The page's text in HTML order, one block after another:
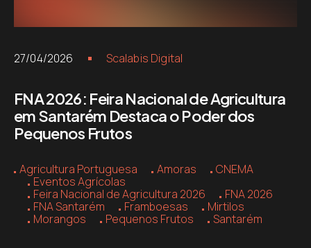
27/04/2026 Scalabis Digital
FNA 2026: Feira Nacional de Agricultura
em Santarém Destaca o Poder dos
Pequenos Frutos
Agricultura Portuguesa Amoras
CNEMA
Eventos Agrícolas
Feira Nacional de Agricultura 2026
FNA 2026
FNA Santarém
Framboesas
Mirtilos
Morangos
Pequenos Frutos Santarém